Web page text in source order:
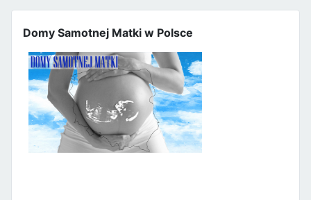
Domy Samotnej Matki w Polsce